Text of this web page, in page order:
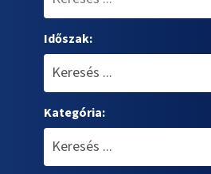
Időszak:
Kategória: